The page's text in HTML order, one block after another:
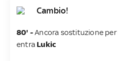
Cambio!
80' -Ancora sostituzione per
entra Lukic